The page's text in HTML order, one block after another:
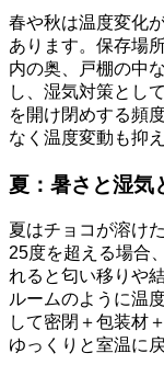
春や秋は温度変化
あります。保存場
内の奥、戸棚の中
し、湿気対策とし
を開け閉めする頻
なく温度変動も抑
夏：暑さと湿気
夏はチョコが溶け
25度を超える場合
れると匂い移りや
ルームのように温
して密閉＋包装材
ゆっくりと室温に